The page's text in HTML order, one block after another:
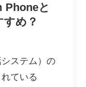
Phoneと
め？
ステム）の
ている